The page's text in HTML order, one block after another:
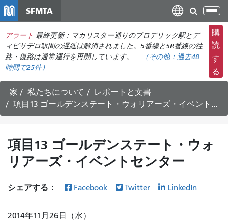
ン
コ
ン
ン
ツ
に
移
SFMTA
ナ
ビ
ゲ
ー
シ
ョ
の
切
替
え
アラート 最終更新：マカリスター通りのブロデリック駅とデ
ィビサデロ駅間の遅延は解消されました。5番線と5R番線の往
路・復路は通常運行を再開しています。
（その他： 過去48
時間で25件）
購
読
す
る
家 私たちについて
レポートと文書
項目13 ゴールデンステート・ウォリアーズ・イベントセンター
項目13 ゴールデンステート・ウォ
リアーズ・イベントセンター
シェアする： Facebook Twitter LinkedIn
2014年11月26日（水）